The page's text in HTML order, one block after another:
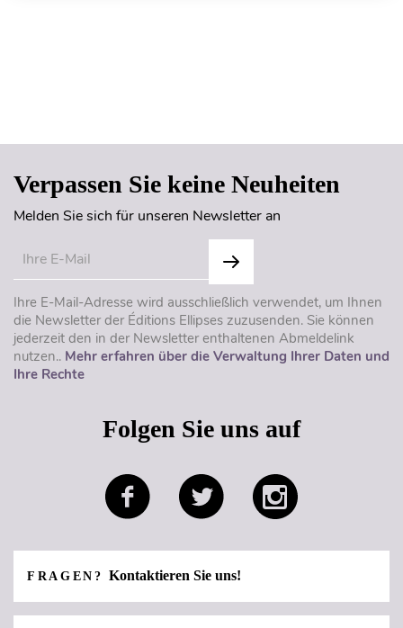
Verpassen Sie keine Neuheiten
Melden Sie sich für unseren Newsletter an
Ihre E-Mail-Adresse wird ausschließlich verwendet, um Ihnen
die Newsletter der Éditions Ellipses zuzusenden. Sie können
jederzeit den in der Newsletter enthaltenen Abmeldelink
nutzen.. Mehr erfahren über die Verwaltung Ihrer Daten und
Ihre Rechte
Folgen Sie uns auf
FRAGEN? Kontaktieren Sie uns!